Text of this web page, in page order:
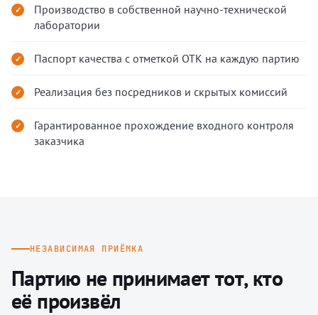
Производство в собственной научно-технической
лаборатории
Паспорт качества с отметкой ОТК на каждую партию
Реализация без посредников и скрытых комиссий
Гарантированное прохождение входного контроля
заказчика
НЕЗАВИСИМАЯ ПРИЁМКА
Партию не принимает тот, кто
её произвёл